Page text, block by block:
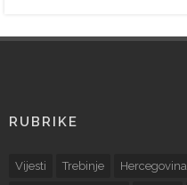
RUBRIKE
Vijesti Trebinje Hercegovina